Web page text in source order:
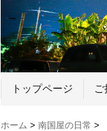
トップページ
ホーム > 南国屋の日常 >